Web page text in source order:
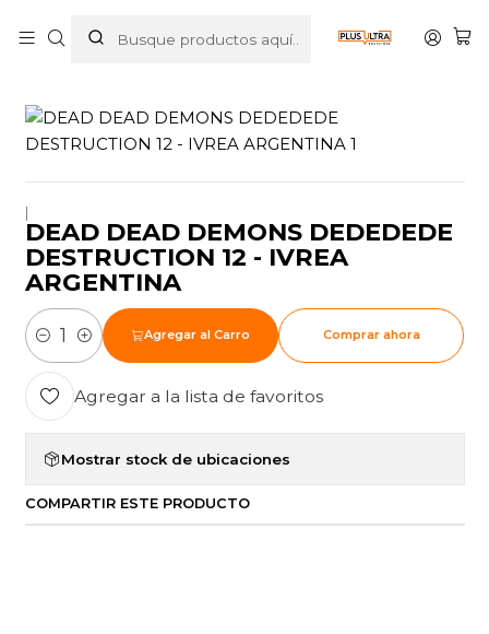
DEAD DEAD DEMONS DEDEDEDE DESTRUCTION 12 - IVREA
ARGENTINA
DEAD DEAD DEMONS DEDEDEDE
DESTRUCTION 12 - IVREA
ARGENTINA
Cantidad
Agregar al Carro Comprar ahora
Agregar a la lista de favoritos
Mostrar stock de ubicaciones
COMPARTIR ESTE PRODUCTO